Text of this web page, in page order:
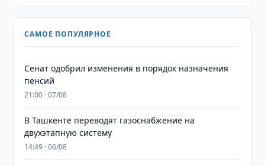
САМОЕ ПОПУЛЯРНОЕ
Сенат одобрил изменения в порядок назначения
пенсий
21:00 · 07/08
В Ташкенте переводят газоснабжение на
двухэтапную систему
14:49 · 06/08